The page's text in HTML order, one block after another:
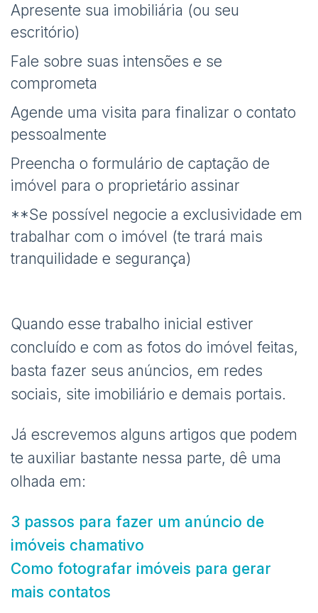
Apresente sua imobiliária (ou seu
escritório)
Fale sobre suas intensões e se
comprometa
Agende uma visita para finalizar o contato
pessoalmente
Preencha o formulário de captação de
imóvel para o proprietário assinar
**Se possível negocie a exclusividade em
trabalhar com o imóvel (te trará mais
tranquilidade e segurança)
Quando esse trabalho inicial estiver
concluído e com as fotos do imóvel feitas,
basta fazer seus anúncios, em redes
sociais, site imobiliário e demais portais.
Já escrevemos alguns artigos que podem
te auxiliar bastante nessa parte, dê uma
olhada em:
3 passos para fazer um anúncio de
imóveis chamativo
Como fotografar imóveis para gerar
mais contatos